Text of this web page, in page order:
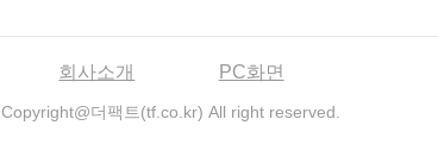
회사소개 PC화면
Copyright@더팩트(tf.co.kr) All right reserved.